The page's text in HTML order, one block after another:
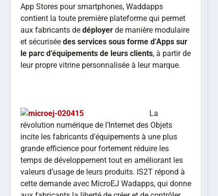
App Stores pour smartphones, Waddapps
contient la toute première plateforme qui permet
aux fabricants dedéployer de manière modulaire
et sécuriséedes services sous forme d’Apps sur
le parc d’équipements de leurs clients, à partir de
leur propre vitrine personnalisée à leur marque.
La
révolution numérique de l’Internet des Objets
incite les fabricants d’équipements à une plus
grande efficience pour fortement réduire les
temps de développement tout en améliorant les
valeurs d’usage de leurs produits. IS2T répond à
cette demande avec MicroEJ Wadapps, qui donne